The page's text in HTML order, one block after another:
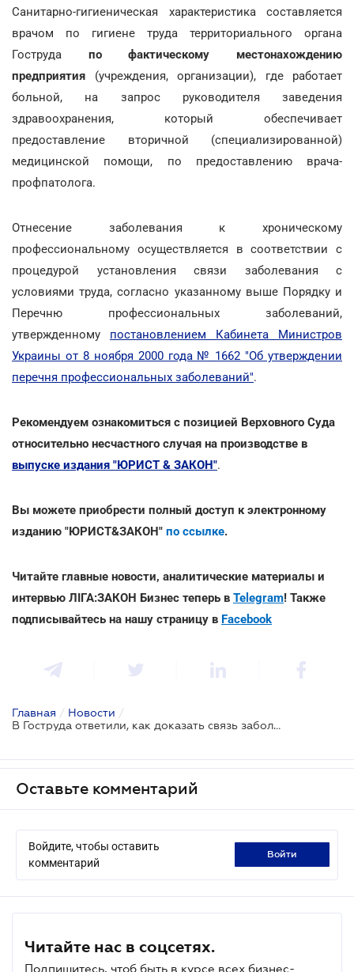
Санитарно-гигиеническая характеристика составляется
врачом по гигиене труда территориального органа
Гоструда по фактическому местонахождению
предприятия (учреждения, организации), где работает
больной, на запрос руководителя заведения
здравоохранения, который обеспечивает
предоставление вторичной (специализированной)
медицинской помощи, по предоставлению врача-
профпатолога.
Отнесение заболевания к хроническому
профессиональному осуществляется в соответствии с
процедурой установления связи заболевания с
условиями труда, согласно указанному выше Порядку и
Перечню профессиональных заболеваний,
утвержденному постановлением Кабинета Министров
Украины от 8 ноября 2000 года № 1662 "Об утверждении
перечня профессиональных заболеваний".
Рекомендуем ознакомиться с позицией Верховного Суда
относительно несчастного случая на производстве в
выпуске издания "ЮРИСТ & ЗАКОН".
Вы можете приобрести полный доступ к электронному
изданию "ЮРИСТ&ЗАКОН" по ссылке.
Читайте главные новости, аналитические материалы и
интервью ЛІГА:ЗАКОН Бизнес теперь в Telegram! Также
подписывайтесь на нашу страницу в Facebook
Главная / Новости /
В Гоструда ответили, как доказать связь заболевания с условиями труда
Оставьте комментарий
Войдите, чтобы оставить
комментарий
войти
Читайте нас в соцсетях.
Подпишитесь, чтоб быть в курсе всех бизнес-